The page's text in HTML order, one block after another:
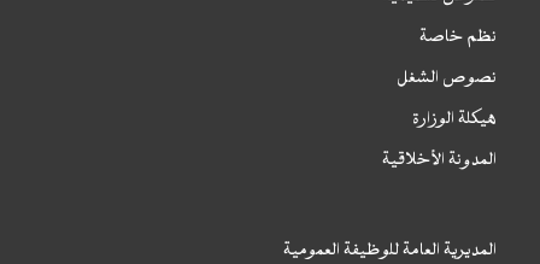
نظم خاصة
نصوص الشغل
هيكلة الوزارة
المدونة الأخلاقية
المديرية العامة للوظيفة العمومية